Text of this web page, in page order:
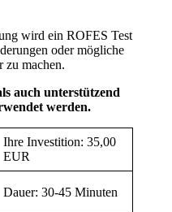
wird ein ROFES Test
oder mögliche
zu machen.
auch unterstützend
werden.
Ihre Investition: 35,00
EUR
Dauer: 30-45 Minuten